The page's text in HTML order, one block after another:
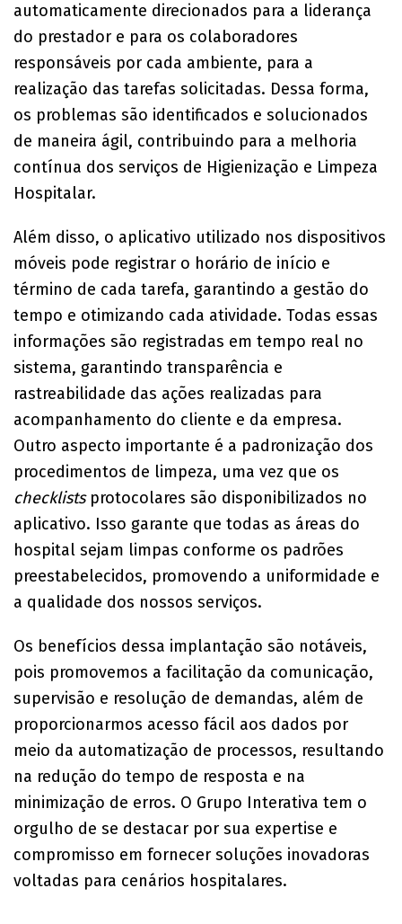
automaticamente direcionados para a liderança
do prestador e para os colaboradores
responsáveis por cada ambiente, para a
realização das tarefas solicitadas. Dessa forma,
os problemas são identificados e solucionados
de maneira ágil, contribuindo para a melhoria
contínua dos serviços de Higienização e Limpeza
Hospitalar.
Além disso, o aplicativo utilizado nos dispositivos
móveis pode registrar o horário de início e
término de cada tarefa, garantindo a gestão do
tempo e otimizando cada atividade. Todas essas
informações são registradas em tempo real no
sistema, garantindo transparência e
rastreabilidade das ações realizadas para
acompanhamento do cliente e da empresa.
Outro aspecto importante é a padronização dos
procedimentos de limpeza, uma vez que os
checklistsprotocolares são disponibilizados no
aplicativo. Isso garante que todas as áreas do
hospital sejam limpas conforme os padrões
preestabelecidos, promovendo a uniformidade e
a qualidade dos nossos serviços.
Os benefícios dessa implantação são notáveis,
pois promovemos a facilitação da comunicação,
supervisão e resolução de demandas, além de
proporcionarmos acesso fácil aos dados por
meio da automatização de processos, resultando
na redução do tempo de resposta e na
minimização de erros. O Grupo Interativa tem o
orgulho de se destacar por sua expertise e
compromisso em fornecer soluções inovadoras
voltadas para cenários hospitalares.